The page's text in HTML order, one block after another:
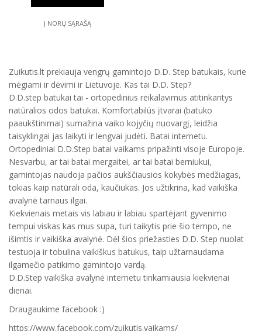
Į NORŲ SĄRAŠĄ
Zuikutis.lt prekiauja vengrų gamintojo D.D. Step batukais, kurie
mėgiami ir dėvimi ir Lietuvoje. Kas tai D.D. Step?
D.D.step batukai tai - ortopedinius reikalavimus atitinkantys
natūralios odos batukai. Komfortabilūs įtvarai (batuko
paaukštinimai) sumažina vaiko kojyčių nuovargį, leidžia
taisyklingai jas laikyti ir lengvai judėti. Batai internetu.
Ortopediniai D.D.Step batai vaikams pripažinti visoje Europoje.
Nesvarbu, ar tai batai mergaitei, ar tai batai berniukui,
gamintojas naudoja pačios aukščiausios kokybės medžiagas,
tokias kaip natūrali oda, kaučiukas. Jos užtikrina, kad vaikiška
avalynė tarnaus ilgai.
Kiekvienais metais vis labiau ir labiau spartėjant gyvenimo
tempui viskas kas mus supa, turi taikytis prie šio tempo, ne
išimtis ir vaikiška avalynė. Dėl šios priežasties D.D. Step nuolat
testuoja ir tobulina vaikiškus batukus, taip užtarnaudama
ilgamečio patikimo gamintojo vardą.
D.D.Step vaikiška avalynė internetu tinkamiausia kiekvienai
dienai.
Draugaukime facebook :)
https://www.facebook.com/zuikutis.vaikams/